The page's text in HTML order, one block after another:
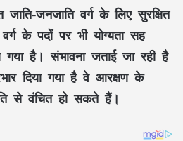
जनजाति वर्ग के लिए सुरक्षित
के पदों पर भी योग्यता सह
गया है। संभावना जताई जा रही है
दिया गया है वे आरक्षण के
से वंचित हो सकते हैं।